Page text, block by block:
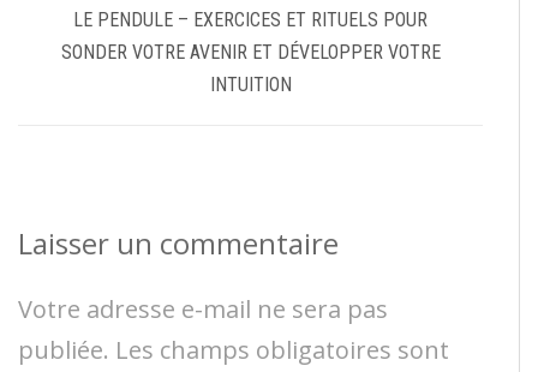
LE PENDULE – EXERCICES ET RITUELS POUR
SONDER VOTRE AVENIR ET DÉVELOPPER VOTRE
INTUITION
Laisser un commentaire
Votre adresse e-mail ne sera pas
publiée. Les champs obligatoires sont